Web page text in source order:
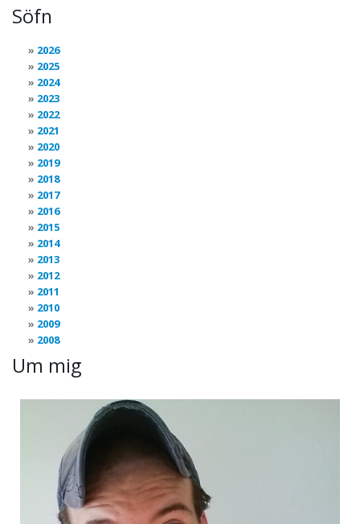
Söfn
2026
2025
2024
2023
2022
2021
2020
2019
2018
2017
2016
2015
2014
2013
2012
2011
2010
2009
2008
Um mig